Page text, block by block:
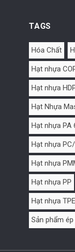
TAGS
Hóa Chất
Hạt nhựa
Hạt nhựa
Hạt Nhựa
Hạt nhựa PA
Hạt nhựa
Hạt nhựa
Hạt nhựa PP
Hạt nhựa TPE
Sản phẩm